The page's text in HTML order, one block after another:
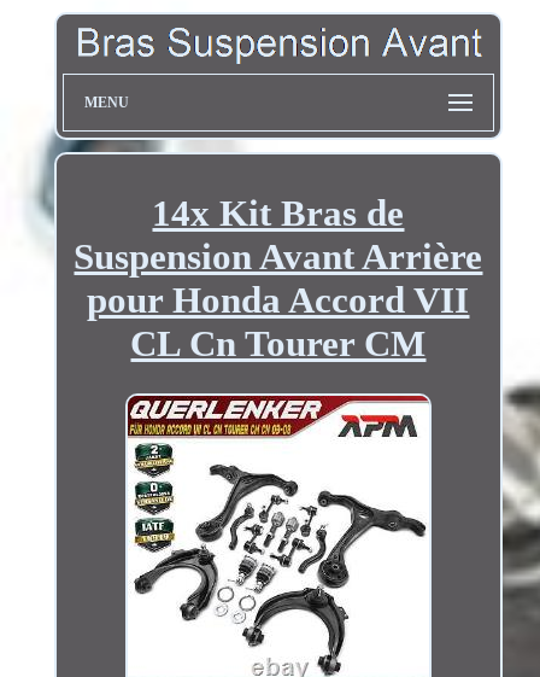
MENU
14x Kit Bras de
Suspension Avant Arrière
pour Honda Accord VII
CL Cn Tourer CM